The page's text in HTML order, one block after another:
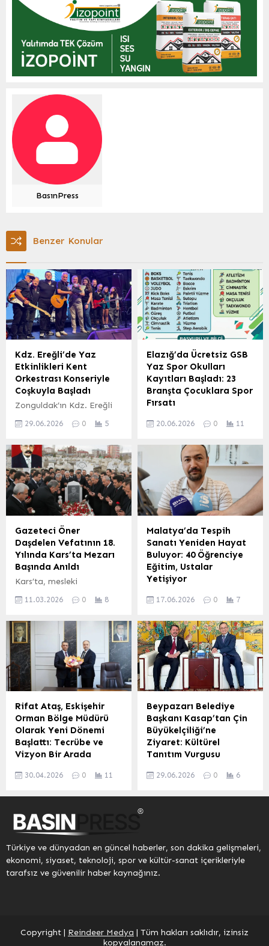
BasınPress
Benzer Konular
Kdz. Ereğli’de Yaz
Etkinlikleri Kent
Orkestrası Konseriyle
Coşkuyla Başladı
Zonguldak’ın Kdz. Ereğli
etkinlikleri, Kdz. Ereğli
Orkestrası’nın muhteşem
konseriyle start aldı.
Atahan Yağcı, Serkan
Yılmaz, Volkan Yılmaz,
Levent Fota, Batuhan
Otu, Sercan Daban ve
Sena Danışmaz gibi
yetenekli isimlerden oluşan
orkestra, dinleyicilere
unutulmaz anlar yaşattı.
Sevilen Şarkılar Amfi
Tiyatro’yu Doldurdu
Konser boyunca
seslendirdiği...
29.06.2026 0 5
Elazığ’da Ücretsiz GSB
Yaz Spor Okulları
Kayıtları Başladı: 23
Branşta Çocuklara Spor
Fırsatı
(GSB) tarafından her yıl
düzenlenen GSB Spor
Okulları ve GSB Engelsiz
Spor Okulları için kayıtlar
Elazığ’da başladı. Elazığ
Gençlik ve Spor İl
Müdürlüğü koordinesinde
yürütülecek programla,
çocuklar ve gençler yaz
tatilini sporla dolu dolu
geçirme imkanı bulacak.
Elazığ’da tamamen
ücretsiz olarak sunulacak
spor okullarında,...
20.06.2026 0 11
Gazeteci Öner
Daşdelen Vefatının 18.
Yılında Kars’ta Mezarı
Başında Anıldı
Kars’ta, mesleki
gazeteci Öner Daşdelen,
mezarı başında sevenleri
tarafından anıldı. Anma
programına Daşdelen’in
ailesi, yakınları,
meslektaşları ve
arkadaşları katılarak
merhum gazeteciyi saygı
ve rahmetle yâd etti.
Kars’ta gerçekleştirilen
anma töreninde Kur’an-ı
Kerim okundu ve dualar
edildi. Gazetecilik
mesleğine önemli katkılar
anısı, sevenlerinin...
11.03.2026 0 8
Malatya’da Tespih
Sanatı Yeniden Hayat
Buluyor: 40 Öğrenciye
Eğitim, Ustalar
Yetişiyor
tespih sanatı, Büyükşehir
açılan kurslarla yeniden
canlanıyor. Yaklaşık 40
öğrenciye eğitim veren
usta Güler, şimdiye kadar
4 öğrencisinin bu sanatta
ustalaşarak kendi
atölyelerini kurduğunu
belirtti. Tespihe olan
ilgisinin 8 yıl önce
başladığını ve merhum
ustası Kenan Alan’ın yanı
sıra Ömer Nasur Güler,
Süleyman Gürsoy ve
17.06.2026 0 7
Rifat Ataş, Eskişehir
Orman Bölge Müdürü
Olarak Yeni Dönemi
Başlattı: Tecrübe ve
Vizyon Bir Arada
ormancılık teşkilatında
Eskişehir Orman Bölge
Müdürü olarak atanarak
Ataş, görevi İsmail
Çetin’den devraldı. Yeni
görevine başlayan Ataş,
karşılıklı iyi dilekler
30.04.2026 0 11
Beypazarı Belediye
Başkanı Kasap’tan Çin
Büyükelçiliği’ne
Ziyaret: Kültürel
Tanıtım Vurgusu
Başkanı Tuncer Kasap, Çin
mirası ve turizm
potansiyeli hakkında Çin
Büyükelçisi Xuebin’e
önemine vurgu yaparak,
29.06.2026 0 6
Türkiye ve dünyadan en güncel haberler, son dakika gelişmeleri,
ekonomi, siyaset, teknoloji, spor ve kültür-sanat içerikleriyle
tarafsız ve güvenilir haber kaynağınız.
Copyright | Reindeer Medya | Tüm hakları saklıdır, izinsiz
kopyalanamaz.